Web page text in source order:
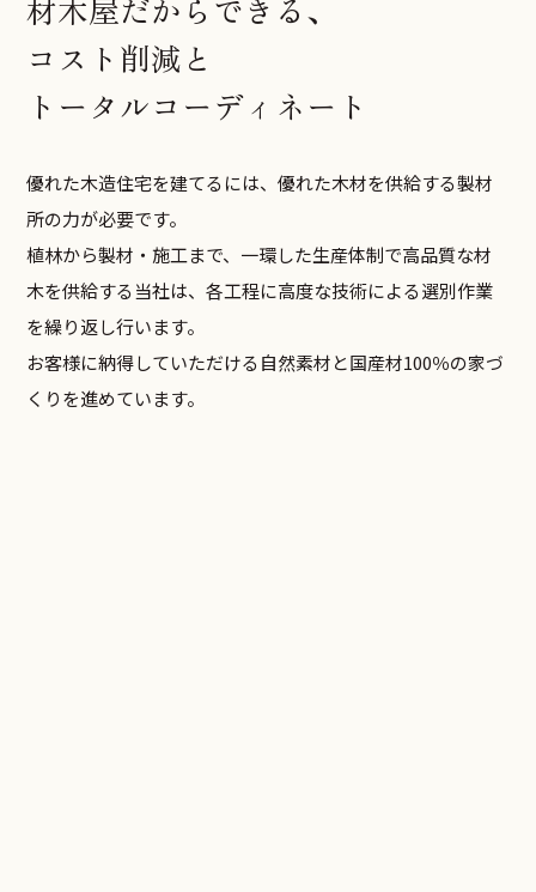
材木屋だからできる、
コスト削減と
トータルコーディネート
優れた木造住宅を建てるには、優れた木材を供給する製材
所の力が必要です。
植林から製材・施工まで、一環した生産体制で高品質な材
木を供給する当社は、各工程に高度な技術による選別作業
を繰り返し行います。
お客様に納得していただける自然素材と国産材100％の家づ
くりを進めています。